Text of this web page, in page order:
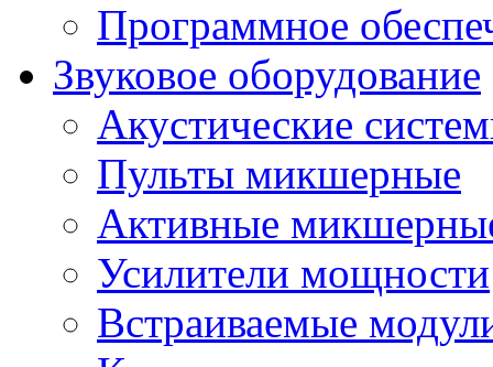
Программное
Звуковое оборудование
Акустические
Пульты микшерные
Активные
Усилители мощности
Встраиваемые